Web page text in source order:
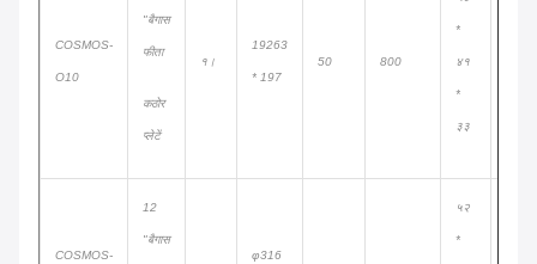
COSMOS-
O10
"बैगास
फीता
कठोर
प्लेटें
१।
19263
* 197
50 800
*
४१
*
३३
COSMOS-
12
"बैगास
φ316
५२
*